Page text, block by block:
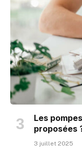
Les
proposées
3 juillet 2025